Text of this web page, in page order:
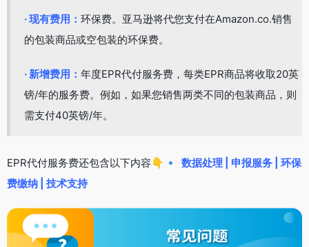
· 现有费用： 环保费。亚马逊将代您支付在Amazon.co.销售
的包装商品或空包装的环保费。
· 新增费用： 年度EPR代付服务费，每类EPR商品将收取20英
镑/年的服务费。例如，如果您销售两类不同的包装商品，则
需支付40英镑/年。
EPR代付服务费还包含以下内容👇 🔹
数据处理 | 申报服务 | 环保
费缴纳 | 技术支持